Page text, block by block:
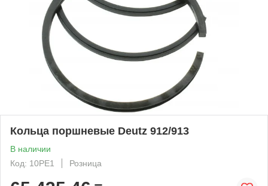
Кольца поршневые Deutz 912/913
В наличии
Код: 10PE1
Розница